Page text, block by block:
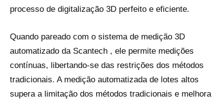
processo de digitalização 3D perfeito e eficiente.
Quando pareado com o sistema de medição 3D
automatizado da Scantech , ele permite medições
contínuas, libertando-se das restrições dos métodos
tradicionais. A medição automatizada de lotes altos
supera a limitação dos métodos tradicionais e melhora